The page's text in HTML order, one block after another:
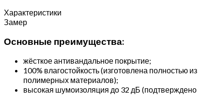
Характеристики
Замер
Основные преимущества:
жёсткое антивандальное покрытие;
100% влагостойкость (изготовлена полностью из
полимерных материалов);
высокая шумоизоляция до 32 дБ (подтверждено